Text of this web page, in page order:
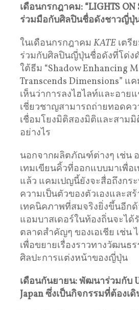
เดือนกรกฎาคม: “LIGHTS ON
ร่วมมือกับศิลปินชื่อดังชาวญี่ปุ่
ในเดือนกรกฎาคม KATE เตรี
ร่วมกับศิลปินญี่ปุ่นชื่อดังที่โด่งดั
ใต้ธีม “Shadow Enhancing
Transcends Dimensions” แ
เห็นว่าการลงไฮไลท์และอาย
เชี่ยวชาญสามารถถ่ายทอดค
เชื่อมโยงมิติสองมิติและสาม
อย่างไร
นอกจากผลิตภัณฑ์ต่างๆ เช่น
เทมเขียนคิ้วที่ออกแบบมาเพื่อ
แล้ว แคมเปญนี้ยังจะสื่อถึงกร
ความเป็นตัวของตัวเองและส
เทคนิคภาพที่สมจริงยิ่งขึ้นอีก
แอมบาสเดอร์ในท้องถิ่นจะได้
ตลาดสำคัญๆ ของเอเชีย เช่น
เพื่อขยายเรื่องราวทางวัฒนธ
ศิลปะการแต่งหน้าของญี่ปุ่น
เดือนกันยายน: พัฒนาร่วมกับ
Japan ซึ่งเป็นกิจกรรมที่ต้องเ